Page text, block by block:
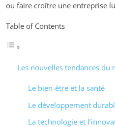
ou faire croître une entreprise
Table of Contents
Les nouvelles tendances du
Le bien-être et la santé
Le développement
La technologie et